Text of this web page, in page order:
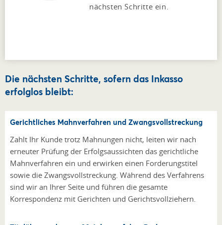
nächsten Schritte ein.
Die nächsten Schritte, sofern das Inkasso
erfolglos bleibt:
Gerichtliches Mahnverfahren und Zwangs­vollstreckung
Zahlt Ihr Kunde trotz Mahnungen nicht, leiten wir nach
erneuter Prüfung der Erfolgsaussichten das gerichtliche
Mahnverfahren ein und erwirken einen Forderungstitel
sowie die Zwangsvollstreckung. Während des Verfahrens
sind wir an Ihrer Seite und führen die gesamte
Korrespondenz mit Gerichten und Gerichtsvollziehern.